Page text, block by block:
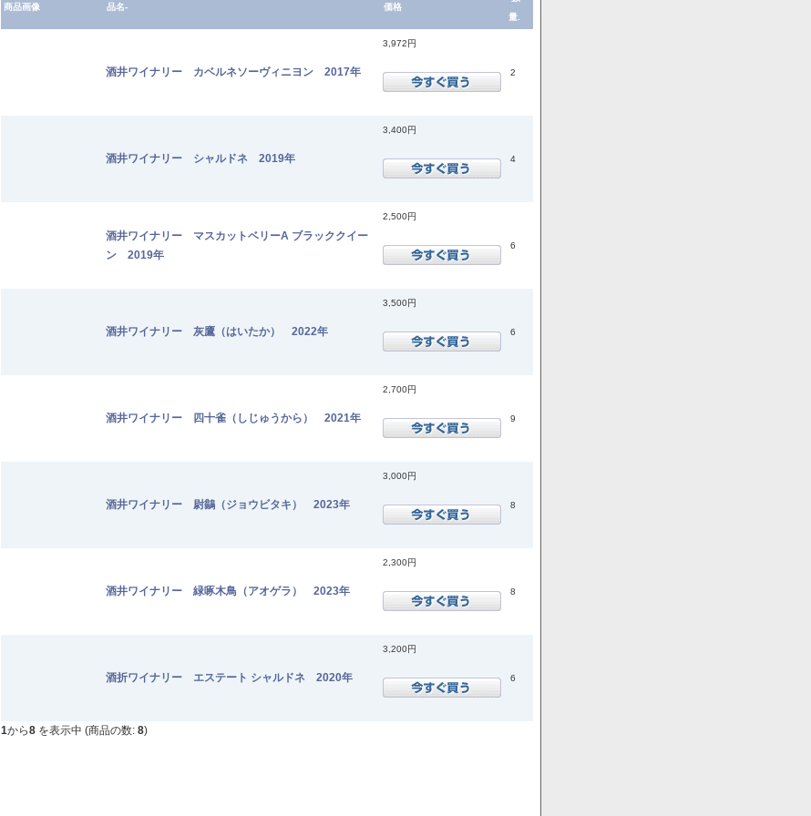
商品画像 品名- 価格
量.
酒井ワイナリー カベルネソーヴィニヨン 2017年
3,972円
2
酒井ワイナリー シャルドネ 2019年
3,400円
4
酒井ワイナリー マスカットベリーA ブラッククイー
ン 2019年
2,500円
6
酒井ワイナリー 灰鷹（はいたか） 2022年
3,500円
6
酒井ワイナリー 四十雀（しじゅうから） 2021年
2,700円
9
酒井ワイナリー 尉鶲（ジョウビタキ） 2023年
3,000円
8
酒井ワイナリー 緑啄木鳥（アオゲラ） 2023年
2,300円
8
酒折ワイナリー エステート シャルドネ 2020年
3,200円
6
1から8 を表示中 (商品の数: 8)